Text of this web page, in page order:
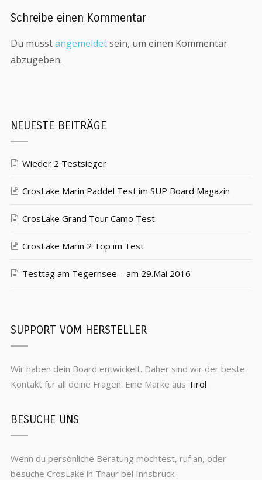
Schreibe einen Kommentar
Du musstangemeldetsein, um einen Kommentar
abzugeben.
NEUESTE BEITRÄGE
Wieder 2 Testsieger
CrosLake Marin Paddel Test im SUP Board Magazin
CrosLake Grand Tour Camo Test
CrosLake Marin 2 Top im Test
Testtag am Tegernsee – am 29.Mai 2016
SUPPORT VOM HERSTELLER
Wir haben dein Board entwickelt. Daher sind wir der beste
Kontakt für all deine Fragen. Eine Marke aus Tirol
BESUCHE UNS
Wenn du persönliche Beratung möchtest, ruf an, oder
besuche CrosLake in Thaur bei Innsbruck.